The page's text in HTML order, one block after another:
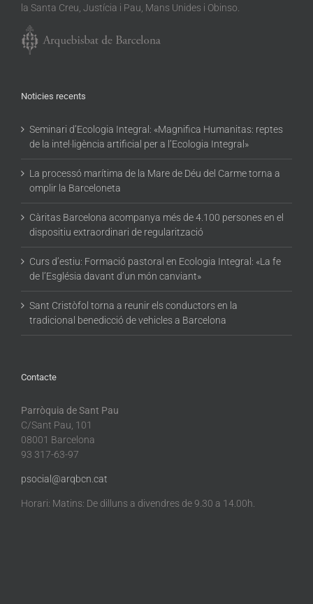
la Santa Creu, Justícia i Pau, Mans Unides i Obinso.
Noticies recents
Seminari d’Ecologia Integral: «Magnifica Humanitas: reptes
de la intel·ligència artificial per a l’Ecologia Integral»
La processó marítima de la Mare de Déu del Carme torna a
omplir la Barceloneta
Càritas Barcelona acompanya més de 4.100 persones en el
dispositiu extraordinari de regularització
Curs d’estiu: Formació pastoral en Ecologia Integral: «La fe
de l’Església davant d’un món canviant»
Sant Cristòfol torna a reunir els conductors en la
tradicional benedicció de vehicles a Barcelona
Contacte
Parròquia de Sant Pau
C/Sant Pau, 101
08001 Barcelona
93 317-63-97
psocial@arqbcn.cat
Horari: Matins: De dilluns a divendres de 9.30 a 14.00h.